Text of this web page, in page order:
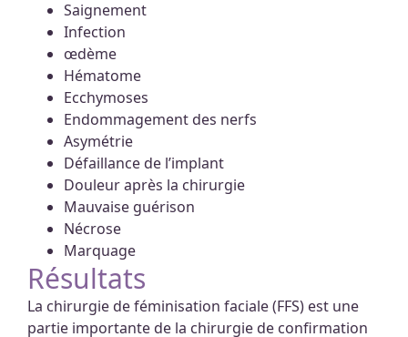
Saignement
Infection
œdème
Hématome
Ecchymoses
Endommagement des nerfs
Asymétrie
Défaillance de l’implant
Douleur après la chirurgie
Mauvaise guérison
Nécrose
Marquage
Résultats
La chirurgie de féminisation faciale (FFS) est une
partie importante de la chirurgie de confirmation